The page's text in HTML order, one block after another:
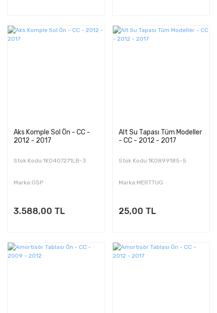
Aks Komple Sol Ön - CC -
2012 - 2017
Stok Kodu:1K0407271LB-3
Marka:GSP
3.588,00 TL
Alt Su Tapası Tüm Modeller
- CC - 2012 - 2017
Stok Kodu:1K0899185-5
Marka:MERTTUG
25,00 TL